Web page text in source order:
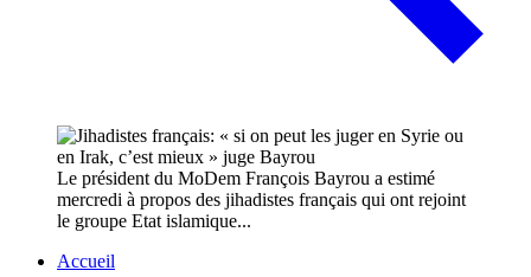
Le président du MoDem François Bayrou a estimé
mercredi à propos des jihadistes français qui ont rejoint
le groupe Etat islamique...
Accueil